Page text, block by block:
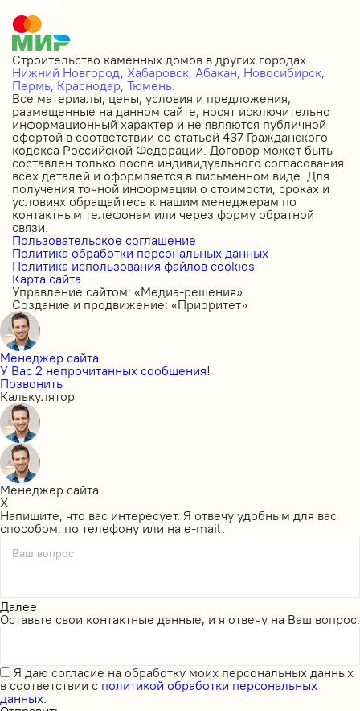
Строительство каменных домов в других городах
Нижний Новгород, Хабаровск, Абакан, Новосибирск,
Пермь, Краснодар, Тюмень.
Все материалы, цены, условия и предложения,
размещенные на данном сайте, носят исключительно
информационный характер и не являются публичной
офертой в соответствии со статьей 437 Гражданского
кодекса Российской Федерации. Договор может быть
составлен только после индивидуального согласования
всех деталей и оформляется в письменном виде. Для
получения точной информации о стоимости, сроках и
условиях обращайтесь к нашим менеджерам по
контактным телефонам или через форму обратной
связи.
Пользовательское соглашение
Политика обработки персональных данных
Политика использования файлов cookies
Карта сайта
Управление сайтом: «Медиа-решения»
Создание и продвижение: «Приоритет»
Менеджер сайта
У Вас 2 непрочитанных сообщения!
Позвонить
Калькулятор
Менеджер сайта
X
Напишите, что вас интересует. Я отвечу удобным для вас
способом: по телефону или на e-mail.
Ваш вопрос
Далее
Оставьте свои контактные данные, и я отвечу на Ваш вопрос.
Я даю согласие на обработку моих персональных данных
в соответствии с политикой обработки персональных
данных.